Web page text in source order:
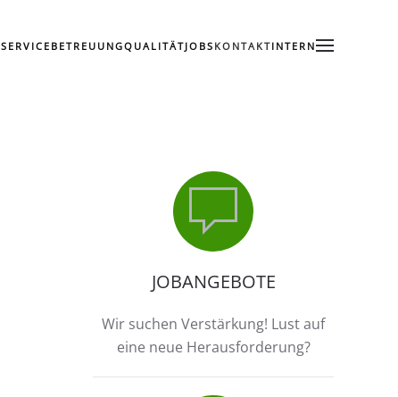
SERVICE BETREUUNGQUALITÄTJOBS KONTAKTINTERN
JOBANGEBOTE
Wir suchen Verstärkung! Lust auf
eine neue Herausforderung?